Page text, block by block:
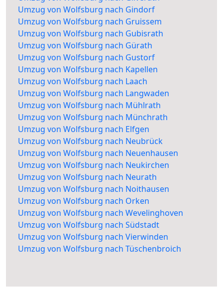
Umzug von Wolfsburg nach Gindorf
Umzug von Wolfsburg nach Gruissem
Umzug von Wolfsburg nach Gubisrath
Umzug von Wolfsburg nach Gürath
Umzug von Wolfsburg nach Gustorf
Umzug von Wolfsburg nach Kapellen
Umzug von Wolfsburg nach Laach
Umzug von Wolfsburg nach Langwaden
Umzug von Wolfsburg nach Mühlrath
Umzug von Wolfsburg nach Münchrath
Umzug von Wolfsburg nach Elfgen
Umzug von Wolfsburg nach Neubrück
Umzug von Wolfsburg nach Neuenhausen
Umzug von Wolfsburg nach Neukirchen
Umzug von Wolfsburg nach Neurath
Umzug von Wolfsburg nach Noithausen
Umzug von Wolfsburg nach Orken
Umzug von Wolfsburg nach Wevelinghoven
Umzug von Wolfsburg nach Südstadt
Umzug von Wolfsburg nach Vierwinden
Umzug von Wolfsburg nach Tüschenbroich